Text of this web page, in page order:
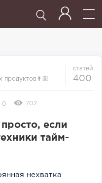
продуктов👩🏼‍ .
статей
400
0 702
если
тайм-
нехватка